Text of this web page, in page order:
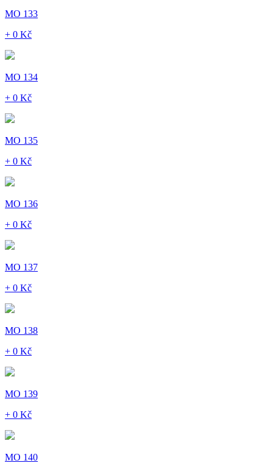
MO 133
+ 0 Kč
MO 134
+ 0 Kč
MO 135
+ 0 Kč
MO 136
+ 0 Kč
MO 137
+ 0 Kč
MO 138
+ 0 Kč
MO 139
+ 0 Kč
MO 140